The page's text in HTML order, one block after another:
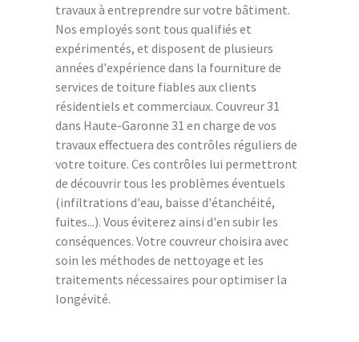
travaux à entreprendre sur votre bâtiment.
Nos employés sont tous qualifiés et
expérimentés, et disposent de plusieurs
années d'expérience dans la fourniture de
services de toiture fiables aux clients
résidentiels et commerciaux. Couvreur 31
dans Haute-Garonne 31 en charge de vos
travaux effectuera des contrôles réguliers de
votre toiture. Ces contrôles lui permettront
de découvrir tous les problèmes éventuels
(infiltrations d'eau, baisse d'étanchéité,
fuites...). Vous éviterez ainsi d'en subir les
conséquences. Votre couvreur choisira avec
soin les méthodes de nettoyage et les
traitements nécessaires pour optimiser la
longévité.